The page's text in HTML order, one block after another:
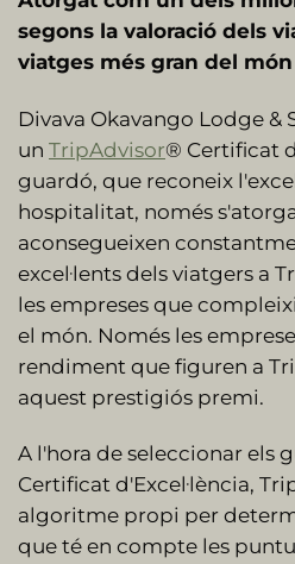
segons la valoració dels
viatges més gran del món
Divava Okavango Lodge &
un TripAdvisor® Certificat
guardó, que reconeix
hospitalitat, només
aconsegueixen
excel·lents dels viatgers a
les empreses que
el món. Només les
rendiment que figuren a
aquest prestigiós premi.
A l'hora de seleccionar els
Certificat d'Excel·lència,
algoritme propi per
que té en compte les